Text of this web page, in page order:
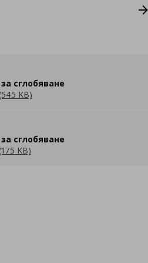
сглобяване
KB)
сглобяване
KB)